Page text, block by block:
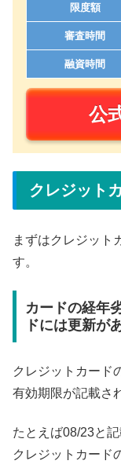
限度額
審査時間
融資時間
公
クレジット
まずはクレジット
す。
カードの経年
ドには更新が
クレジットカード
有効期限が記載さ
たとえば08/23と
クレジットカード